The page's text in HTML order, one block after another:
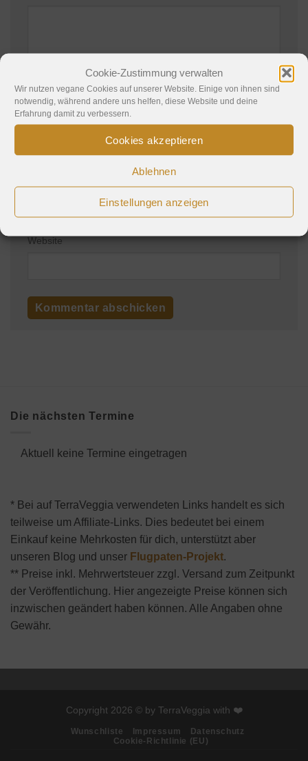
Cookie-Zustimmung verwalten
Wir nutzen vegane Cookies auf unserer Website. Einige von ihnen sind
notwendig, während andere uns helfen, diese Website und deine
Erfahrung damit zu verbessern.
Cookies akzeptieren
Ablehnen
Einstellungen anzeigen
Name*
Website
Die nächsten Termine
Aktuell keine Termine eingetragen
* Bei auf TerraVeggia verwendeten Links handelt es sich
teilweise um Affiliate-Links. Dies bedeutet bei einem
Einkauf keine Mehrkosten für dich, unterstützt aber
unseren Blog und unser Flugpaten-Projekt.
** Preise inkl. Mehrwertsteuer zzgl. Versand zum Zeitpunkt
der Veröffentlichung. Hier angezeigte Preise können sich
inzwischen geändert haben können. Alle Angaben ohne
Gewähr.
Copyright 2026 © by TerraVeggia with ❤️
Wunschliste Impressum
Datenschutz
Cookie-Richtlinie (EU)